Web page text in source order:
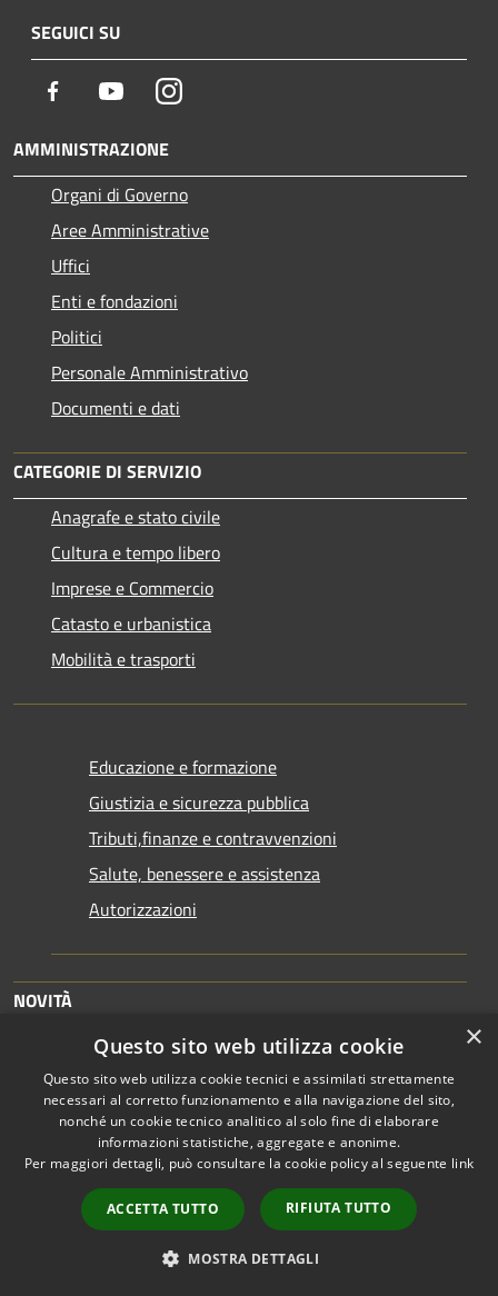
SEGUICI SU
Facebook YoutubeInstagram
AMMINISTRAZIONE
Organi di Governo
Aree Amministrative
Uffici
Enti e fondazioni
Politici
Personale Amministrativo
Documenti e dati
CATEGORIE DI SERVIZIO
Anagrafe e stato civile
Cultura e tempo libero
Imprese e Commercio
Catasto e urbanistica
Mobilità e trasporti
Educazione e formazione
Giustizia e sicurezza pubblica
Tributi,finanze e contravvenzioni
Salute, benessere e assistenza
Autorizzazioni
NOVITÀ
Notizie
Comunicati
Avvisi
VIVERE IL COMUNE
Luoghi
×
Questo sito web utilizza cookie
Questo sito web utilizza cookie tecnici e assimilati strettamente
necessari al corretto funzionamento e alla navigazione del sito,
nonché un cookie tecnico analitico al solo fine di elaborare
informazioni statistiche, aggregate e anonime.
Per maggiori dettagli, può consultare la cookie policy al seguente link
ACCETTA TUTTO RIFIUTA TUTTO
MOSTRA DETTAGLI